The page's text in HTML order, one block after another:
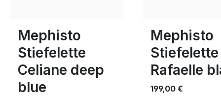
Mephisto
Stiefelette
Celiane deep
blue
Mephisto
Stiefelette
Rafaelle
199,00 €